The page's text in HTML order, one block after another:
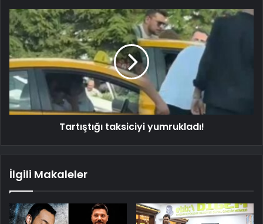
Tartıştığı taksiciyi yumrukladı!
İlgili Makaleler